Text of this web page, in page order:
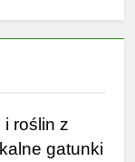
i roślin z
gatunki